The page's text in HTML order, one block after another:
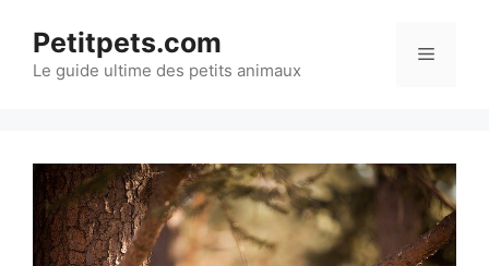
contenu
Petitpets.com
Le guide ultime des petits animaux
Menu